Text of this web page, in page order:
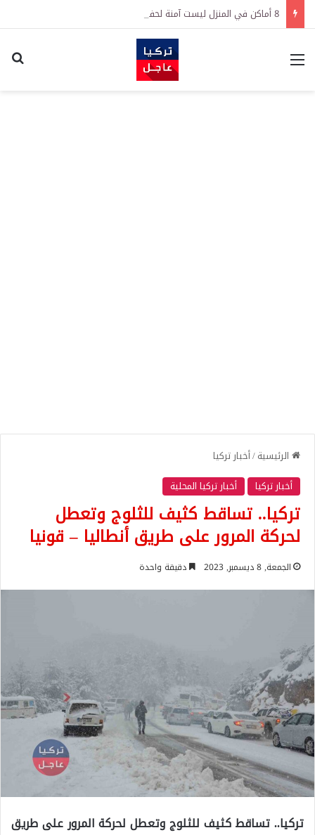
8 أماكن في المنزل ليست آمنة لحفظ النقود
القائمة
الرئيسية/أخبار تركيا
أخبار تركيا
أخبار تركيا المحلية
تركيا.. تساقط كثيف للثلوج وتعطل
لحركة المرور على طريق أنطاليا – قونيا
الجمعة, 8 ديسمبر, 2023 دقيقة واحدة
تركيا.. تساقط كثيف للثلوج وتعطل لحركة المرور على طريق